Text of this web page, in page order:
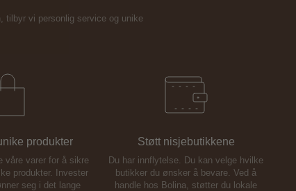
tilbyr vi personlig service og unike
produkter
våre varer for å sikre
produkter. Invester
seg i det lange
Støtt nisjebutikkene
Du har innflytelse. Du kan velge hvilke
butikker du ønsker å bevare. Ved å
handle hos Bolina, støtter du lokale